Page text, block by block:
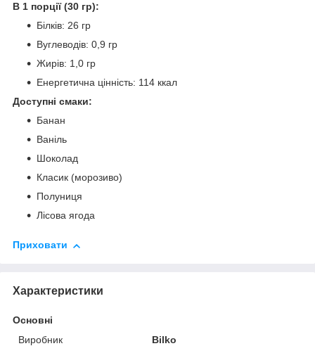
В 1 порції (30 гр):
Білків: 26 гр
Вуглеводів: 0,9 гр
Жирів: 1,0 гр
Енергетична цінність: 114 ккал
Доступні смаки:
Банан
Ваніль
Шоколад
Класик (морозиво)
Полуниця
Лісова ягода
Приховати
Характеристики
Основні
Виробник
Bilko